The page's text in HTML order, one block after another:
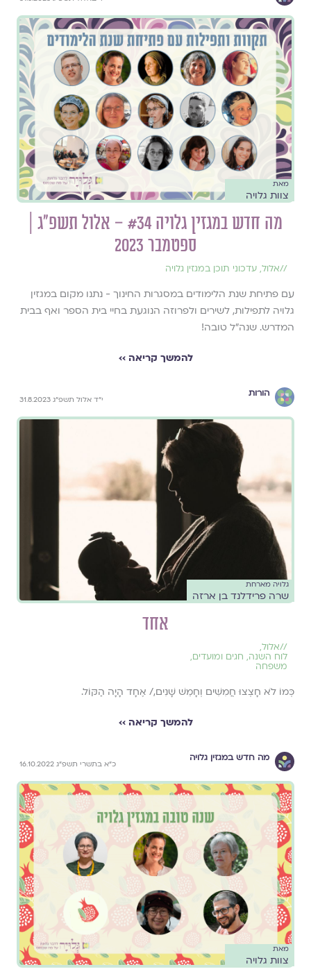
מאת
צוות גלויה
מה חדש במגזין גלויה #34 – אלול תשפ״ג |
ספטמבר 2023
//אלול, עדכוני תוכן במגזין גלויה
עם פתיחת שנת הלימודים במסגרות החינוך - נתנו מקום במגזין
גלויה לתפילות, לשירים ולפרוזה הנוגעת בחיי בית הספר ואף בבית
המדרש. שנה״ל טובה!
להמשך קריאה ››
הורות
י״ד אלול תשפ״ג 31.8.2023
גלויה מארחת
שרה פרידלנד בן ארזה
אחד
//אלול,
לוח השנה, חגים ומועדים,
משפחה
כְּמוֹ לֹא חָצְצוּ חֲמִשִּׁים וְחָמֵשׁ שָׁנִים,/ אֶחָד הָיָה הַקּוֹל.
להמשך קריאה ››
מה חדש במגזין גלויה
כ״א בתשרי תשפ״ג 16.10.2022
מאת
צוות גלויה